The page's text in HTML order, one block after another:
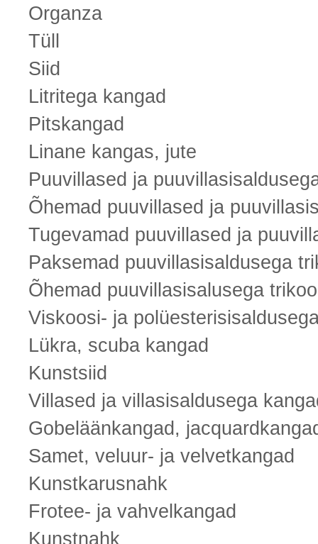
Organza
Tüll
Siid
Litritega kangad
Pitskangad
Linane kangas, jute
Puuvillased ja
Õhemad puuvillased ja
Tugevamad puuvillased ja
Paksemad puuvillasisaldusega
Õhemad puuvillasisalusega
Viskoosi- ja
Lükra, scuba kangad
Kunstsiid
Villased ja villasisaldusega
Gobeläänkangad,
Samet, veluur- ja velvetkangad
Kunstkarusnahk
Frotee- ja vahvelkangad
Kunstnahk